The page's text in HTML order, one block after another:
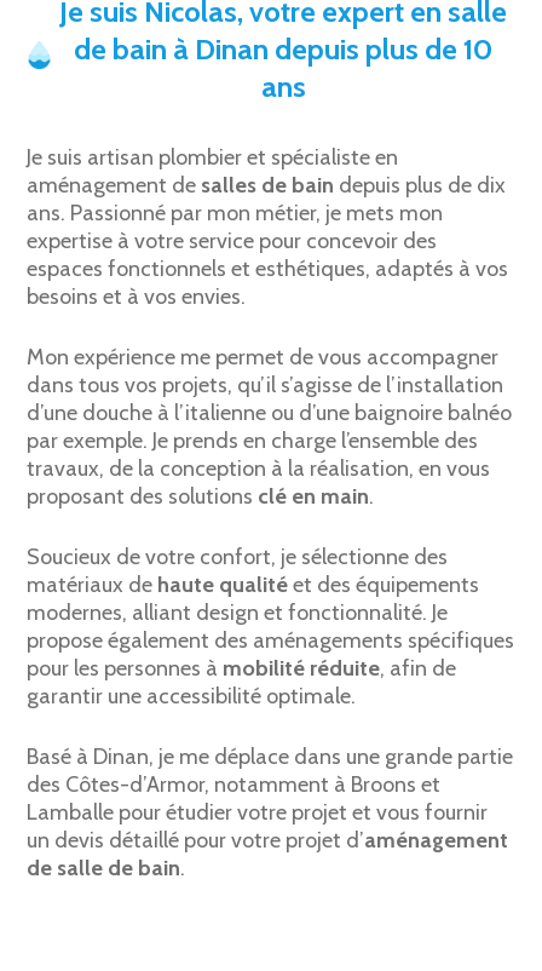
Je suis Nicolas, votre expert en salle
de bain à Dinan depuis plus de 10
ans
Je suis artisan plombier et spécialiste en
aménagement de salles de bain depuis plus de dix
ans. Passionné par mon métier, je mets mon
expertise à votre service pour concevoir des
espaces fonctionnels et esthétiques, adaptés à vos
besoins et à vos envies.
Mon expérience me permet de vous accompagner
dans tous vos projets, qu’il s’agisse de l’installation
d’une douche à l’italienne ou d’une baignoire balnéo
par exemple. Je prends en charge l’ensemble des
travaux, de la conception à la réalisation, en vous
proposant des solutions clé en main.
Soucieux de votre confort, je sélectionne des
matériaux de haute qualitéet des équipements
modernes, alliant design et fonctionnalité. Je
propose également des aménagements spécifiques
pour les personnes à mobilité réduite, afin de
garantir une accessibilité optimale.
Basé à Dinan, je me déplace dans une grande partie
des Côtes-d’Armor, notamment à Broons et
Lamballe pour étudier votre projet et vous fournir
un devis détaillé pour votre projet d’aménagement
de salle de bain.